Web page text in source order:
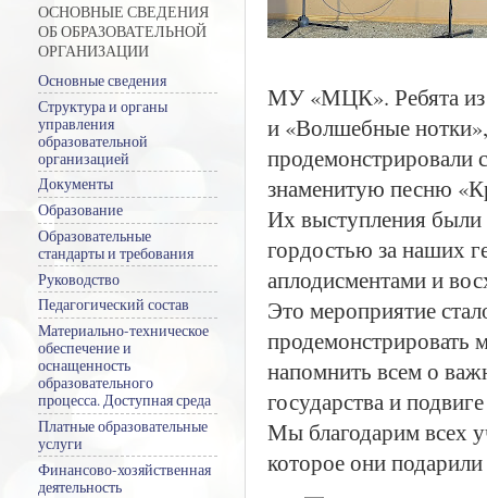
МУ «МЦК». Ребята из
и «Волшебные
продемонстрировали
знаменитую песню
Их выступления
гордостью за наших
аплодисментами и
Это мероприятие
продемонстрировать
напомнить всем о
государства и
Мы благодарим всех
которое они
ОСНОВНЫЕ СВЕДЕНИЯ
ОБ ОБРАЗОВАТЕЛЬНОЙ
ОРГАНИЗАЦИИ
Основные сведения
Структура и органы
управления
образовательной
организацией
Документы
Образование
Образовательные
стандарты и требования
Руководство
Педагогический состав
Материально-техническое
обеспечение и
оснащенность
образовательного
процесса. Доступная среда
Платные образовательные
услуги
Финансово-хозяйственная
деятельность